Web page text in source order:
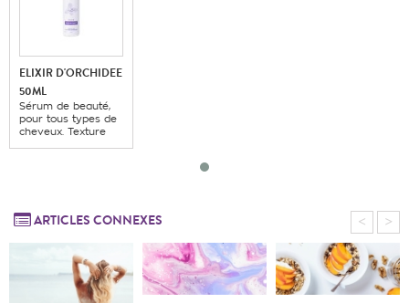
ELIXIR D'ORCHIDEE
50ML
Sérum de beauté,
pour tous types de
cheveux. Texture
ARTICLES CONNEXES < >